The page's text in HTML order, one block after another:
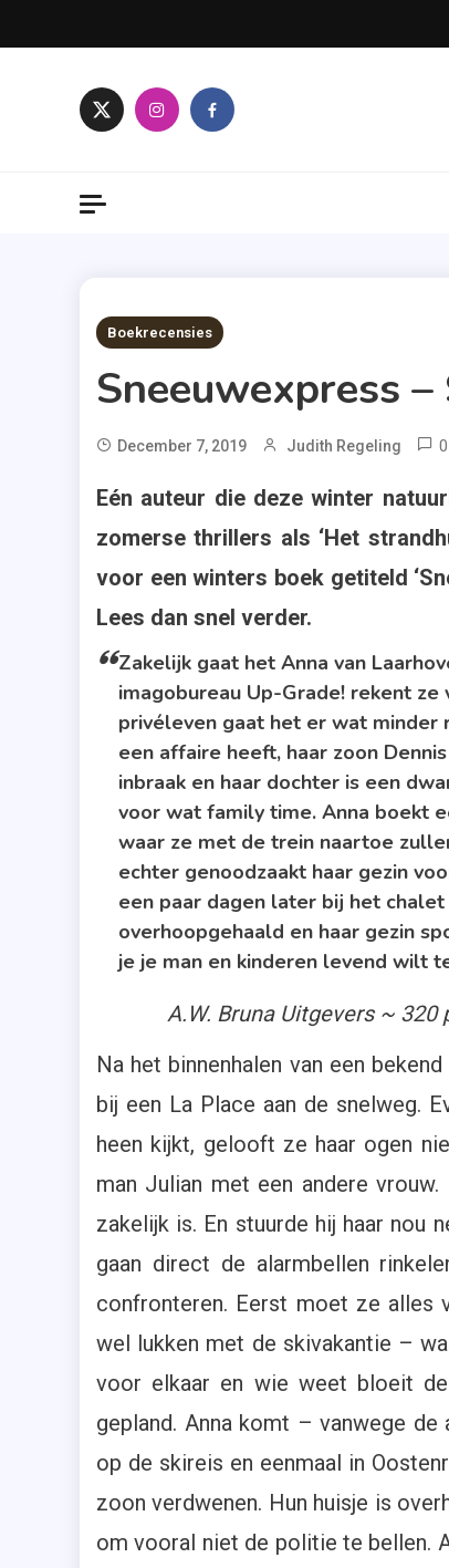
to
8 MINS READ
Boekrecensies
Sneeuwexpress
December 7, 2019 Judith Regeling 0
Eén auteur die deze winter
zomerse thrillers als ‘Het
voor een winters boek getiteld
Lees dan snel verder.
Zakelijk gaat het Anna van
imagobureau Up-Grade! rekent
privéleven gaat het er wat minder
een affaire heeft, haar zoon
inbraak en haar dochter is een
voor wat family time. Anna boekt
waar ze met de trein naartoe
echter genoodzaakt haar gezin
een paar dagen later bij het
overhoopgehaald en haar gezin
je je man en kinderen levend wilt
A.W. Bruna Uitgevers ~ 320
Na het binnenhalen van een
bij een La Place aan de snelweg.
heen kijkt, gelooft ze haar ogen
man Julian met een andere
zakelijk is. En stuurde hij haar nou
gaan direct de alarmbellen
confronteren. Eerst moet ze
wel lukken met de skivakantie –
voor elkaar en wie weet bloeit
gepland. Anna komt – vanwege
op de skireis en eenmaal in
zoon verdwenen. Hun huisje is
om vooral niet de politie te bellen.